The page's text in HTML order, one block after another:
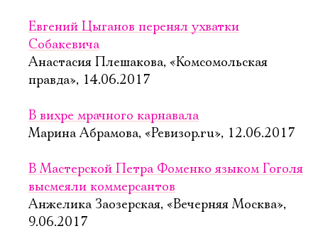
Евгений Цыганов перенял ухватки
Собакевича
Анастасия Плешакова, «Комсомольская
правда», 14.06.2017
В вихре мрачного карнавала
Марина Абрамова, «Ревизор.ru», 12.06.2017
В Мастерской Петра Фоменко языком Гоголя
высмеяли коммерсантов
Анжелика Заозерская, «Вечерняя Москва»,
9.06.2017